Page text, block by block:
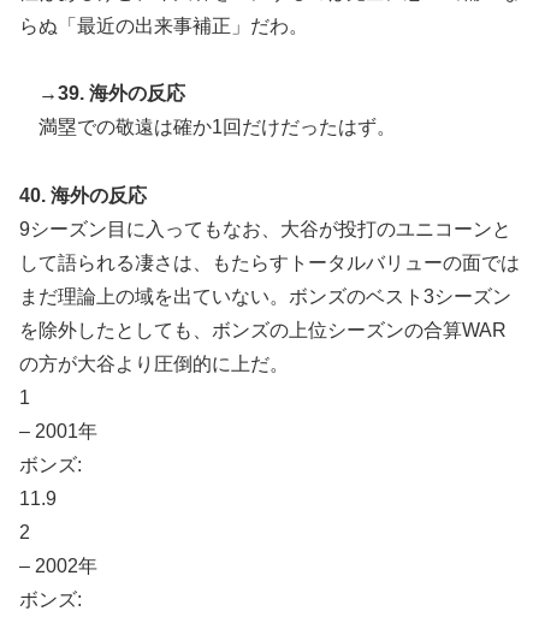
らぬ「最近の出来事補正」だわ。
→39. 海外の反応
満塁での敬遠は確か1回だけだったはず。
40. 海外の反応
9シーズン目に入ってもなお、大谷が投打のユニコーンと
して語られる凄さは、もたらすトータルバリューの面では
まだ理論上の域を出ていない。ボンズのベスト3シーズン
を除外したとしても、ボンズの上位シーズンの合算WAR
の方が大谷より圧倒的に上だ。
1
– 2001年
ボンズ:
11.9
2
– 2002年
ボンズ: